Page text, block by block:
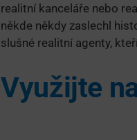
realitní kanceláře nebo
někde někdy zaslechl
slušné realitní agenty,
Využijte